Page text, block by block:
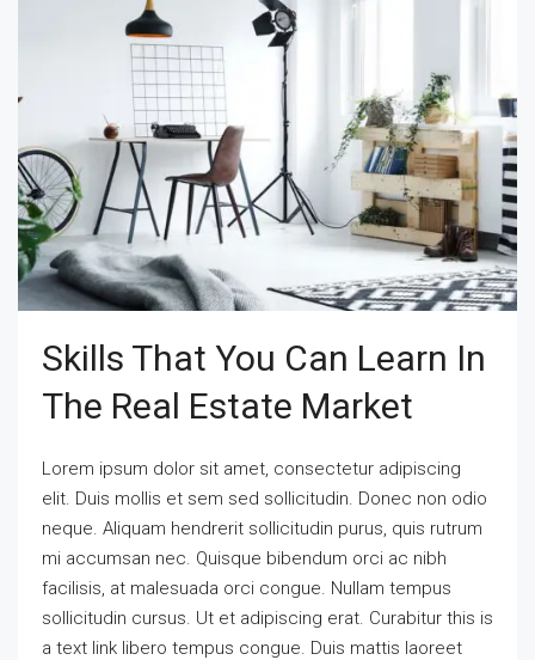
Skills That You Can Learn In
The Real Estate Market
Lorem ipsum dolor sit amet, consectetur adipiscing
elit. Duis mollis et sem sed sollicitudin. Donec non odio
neque. Aliquam hendrerit sollicitudin purus, quis rutrum
mi accumsan nec. Quisque bibendum orci ac nibh
facilisis, at malesuada orci congue. Nullam tempus
sollicitudin cursus. Ut et adipiscing erat. Curabitur this is
a text link libero tempus congue. Duis mattis laoreet